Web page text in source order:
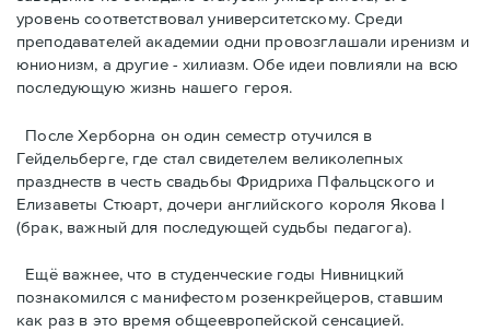
уровень соответствовал университетскому. Среди
преподавателей академии одни провозглашали ирeнизм и
юнионизм, а другие - хилиазм. Обе идеи повлияли на всю
последующую жизнь нашего героя.
После Херборна он один семестр отучился в
Гейдельберге, где стал свидетелем великолепных
празднеств в честь свадьбы Фридриха Пфальцского и
Елизаветы Стюарт, дочери английского короля Якова I
(брак, важный для последующей судьбы педагога).
Ещё важнее, что в студенческие годы Нивницкий
познакомился с манифестом розенкрейцеров, ставшим
как раз в это время общеевропейской сенсацией.